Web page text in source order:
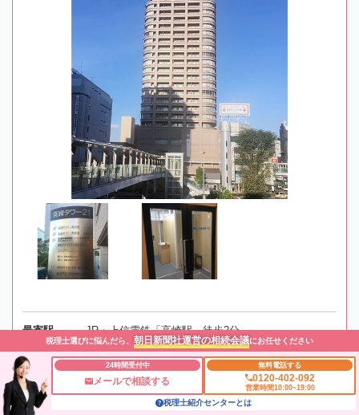
最寄駅 JR・上信電鉄「高崎駅」徒歩2分
所在地
〒370-0841 群馬県高崎市栄町3-23 高崎タワー21 2
階
地図
税理士選びに悩んだら、 朝日新聞社運営の相続会議にお任せください
24時間受付中
メールで相談する
無料電話する
0120-402-092
営業時間10:00~19:00
税理士紹介センターとは